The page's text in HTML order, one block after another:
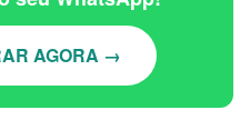
AGORA →